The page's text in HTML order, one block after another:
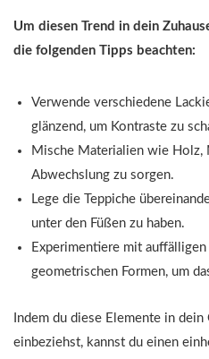
Um diesen Trend in dein
die folgenden Tipps beachten:
Verwende verschiedene
glänzend, um Kontraste zu
Mische Materialien wie Holz,
Abwechslung zu sorgen.
Lege die Teppiche
unter den Füßen zu haben.
Experimentiere mit
geometrischen Formen, um
Indem du diese Elemente in
einbeziehst, kannst du einen